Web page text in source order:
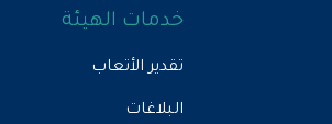
خدمات الهيئة
تقدير الأتعاب
البلاغات